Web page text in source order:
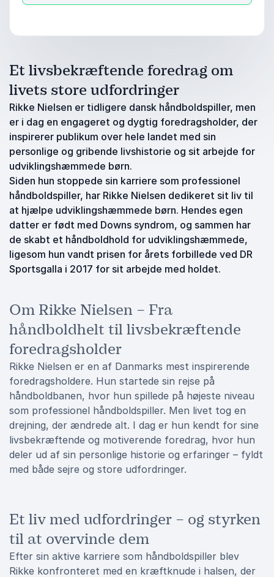
Et livsbekræftende foredrag om
livets store udfordringer
Rikke Nielsen er tidligere dansk håndboldspiller, men
er i dag en engageret og dygtig foredragsholder, der
inspirerer publikum over hele landet med sin
personlige og gribende livshistorie og sit arbejde for
udviklingshæmmede børn.
Siden hun stoppede sin karriere som professionel
håndboldspiller, har Rikke Nielsen dedikeret sit liv til
at hjælpe udviklingshæmmede børn. Hendes egen
datter er født med Downs syndrom, og sammen har
de skabt et håndboldhold for udviklingshæmmede,
ligesom hun vandt prisen for årets forbillede ved DR
Sportsgalla i 2017 for sit arbejde med holdet.
Om Rikke Nielsen – Fra
håndboldhelt til livsbekræftende
foredragsholder
Rikke Nielsen er en af Danmarks mest inspirerende
foredragsholdere. Hun startede sin rejse på
håndboldbanen, hvor hun spillede på højeste niveau
som professionel håndboldspiller. Men livet tog en
drejning, der ændrede alt. I dag er hun kendt for sine
livsbekræftende og motiverende foredrag, hvor hun
deler ud af sin personlige historie og erfaringer – fyldt
med både sejre og store udfordringer.
Et liv med udfordringer – og styrken
til at overvinde dem
Efter sin aktive karriere som håndboldspiller blev
Rikke konfronteret med en kræftknude i halsen, der